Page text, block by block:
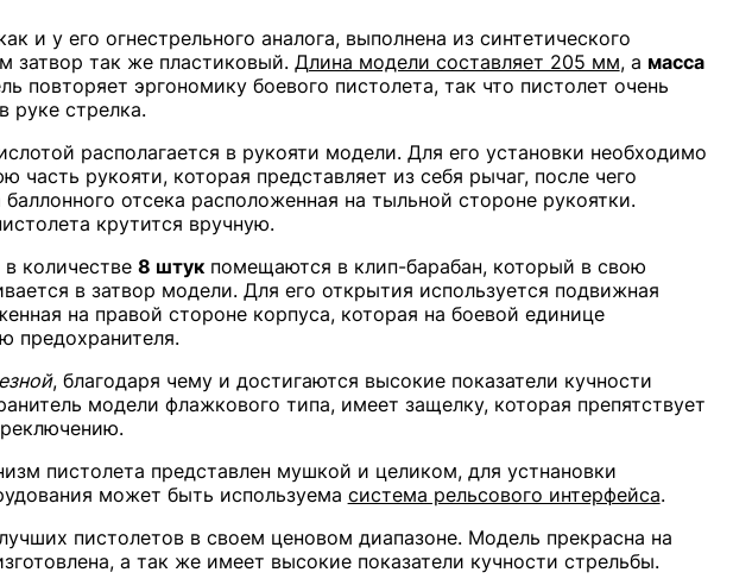
и у его огнестрельного аналога, выполнена из синтетического
затвор так же пластиковый. Длина модели составляет 205 мм, а масса
повторяет эргономику боевого пистолета, так что пистолет очень
руке стрелка.
располагается в рукояти модели. Для его установки необходимо
часть рукояти, которая представляет из себя рычаг, после чего
отсека расположенная на тыльной стороне рукоятки.
крутится вручную.
количестве 8 штукпомещаются в клип-барабан, который в свою
в затвор модели. Для его открытия используется подвижная
на правой стороне корпуса, которая на боевой единице
предохранителя.
, благодаря чему и достигаются высокие показатели кучности
модели флажкового типа, имеет защелку, которая препятствует
пистолета представлен мушкой и целиком, для устнановки
может быть используема система рельсового интерфейса.
пистолетов в своем ценовом диапазоне. Модель прекрасна на
а так же имеет высокие показатели кучности стрельбы.